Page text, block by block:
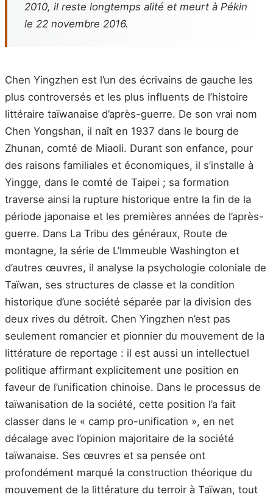
2010, il reste longtemps alité et meurt à Pékin
le 22 novembre 2016.
Chen Yingzhen est l’un des écrivains de gauche les
plus controversés et les plus influents de l’histoire
littéraire taïwanaise d’après-guerre. De son vrai nom
Chen Yongshan, il naît en 1937 dans le bourg de
Zhunan, comté de Miaoli. Durant son enfance, pour
des raisons familiales et économiques, il s’installe à
Yingge, dans le comté de Taipei ; sa formation
traverse ainsi la rupture historique entre la fin de la
période japonaise et les premières années de l’après-
guerre. Dans La Tribu des généraux, Route de
montagne, la série de L’Immeuble Washington et
d’autres œuvres, il analyse la psychologie coloniale de
Taïwan, ses structures de classe et la condition
historique d’une société séparée par la division des
deux rives du détroit. Chen Yingzhen n’est pas
seulement romancier et pionnier du mouvement de la
littérature de reportage : il est aussi un intellectuel
politique affirmant explicitement une position en
faveur de l’unification chinoise. Dans le processus de
taïwanisation de la société, cette position l’a fait
classer dans le « camp pro-unification », en net
décalage avec l’opinion majoritaire de la société
taïwanaise. Ses œuvres et sa pensée ont
profondément marqué la construction théorique du
mouvement de la littérature du terroir à Taïwan, tout